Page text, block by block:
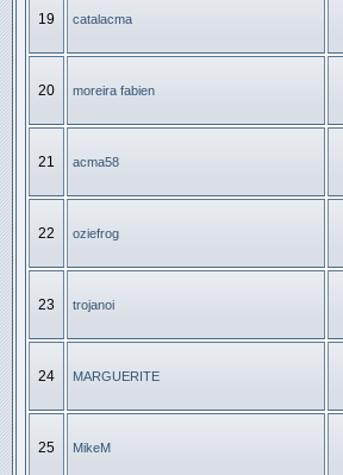
19 catalacma
20 moreira fabien
21 acma58
22 oziefrog
23 trojanoi
24 MARGUERITE
25 MikeM